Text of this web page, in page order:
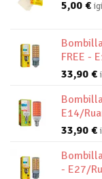
5,00 €
FREE -
33,90 €
E14/
33,90 €
- E27/